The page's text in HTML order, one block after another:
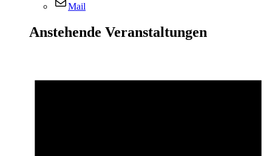
Mail
Anstehende Veranstaltungen